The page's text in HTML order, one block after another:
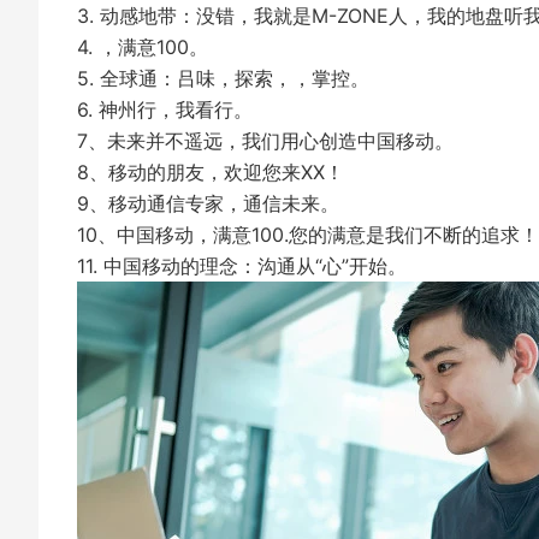
3. 动感地带：没错，我就是M-ZONE人，我的地盘听
4. ，满意100。
5. 全球通：吕味，探索，，掌控。
6. 神州行，我看行。
7、未来并不遥远，我们用心创造中国移动。
8、移动的朋友，欢迎您来XX！
9、移动通信专家，通信未来。
10、中国移动，满意100.您的满意是我们不断的追求！
11. 中国移动的理念：沟通从“心”开始。